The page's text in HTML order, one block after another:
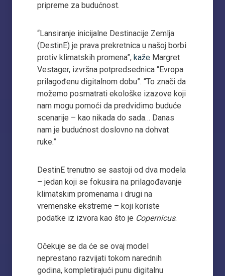
pripreme za budućnost.
“Lansiranje inicijalne Destinacije Zemlja
(DestinE) je prava prekretnica u našoj borbi
protiv klimatskih promena”, kaže Margret
Vestager, izvršna potpredsednica “Evropa
prilagođenu digitalnom dobu”. “To znači da
možemo posmatrati ekološke izazove koji
nam mogu pomoći da predvidimo buduće
scenarije – kao nikada do sada… Danas
nam je budućnost doslovno na dohvat
ruke.”
DestinE trenutno se sastoji od dva modela
– jedan koji se fokusira na prilagođavanje
klimatskim promenama i drugi na
vremenske ekstreme – koji koriste
podatke iz izvora kao što je Copernicus.
Očekuje se da će se ovaj model
neprestano razvijati tokom narednih
godina, kompletirajući punu digitalnu